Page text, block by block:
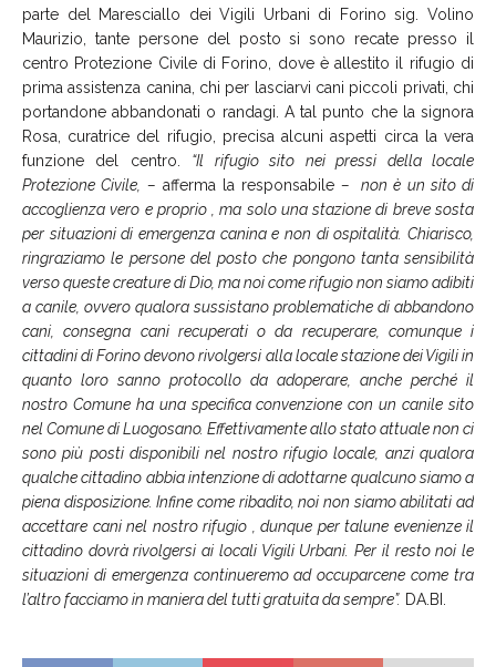
parte del Maresciallo dei Vigili Urbani di Forino sig. Volino
Maurizio, tante persone del posto si sono recate presso il
centro Protezione Civile di Forino, dove è allestito il rifugio di
prima assistenza canina, chi per lasciarvi cani piccoli privati, chi
portandone abbandonati o randagi. A tal punto che la signora
Rosa, curatrice del rifugio, precisa alcuni aspetti circa la vera
funzione del centro. “Il rifugio sito nei pressi della locale
Protezione Civile, – afferma la responsabile – non è un sito di
accoglienza vero e proprio , ma solo una stazione di breve sosta
per situazioni di emergenza canina e non di ospitalità. Chiarisco,
ringraziamo le persone del posto che pongono tanta sensibilità
verso queste creature di Dio, ma noi come rifugio non siamo adibiti
a canile, ovvero qualora sussistano problematiche di abbandono
cani, consegna cani recuperati o da recuperare, comunque i
cittadini di Forino devono rivolgersi alla locale stazione dei Vigili in
quanto loro sanno protocollo da adoperare, anche perché il
nostro Comune ha una specifica convenzione con un canile sito
nel Comune di Luogosano. Effettivamente allo stato attuale non ci
sono più posti disponibili nel nostro rifugio locale, anzi qualora
qualche cittadino abbia intenzione di adottarne qualcuno siamo a
piena disposizione. Infine come ribadito, noi non siamo abilitati ad
accettare cani nel nostro rifugio , dunque per talune evenienze il
cittadino dovrà rivolgersi ai locali Vigili Urbani. Per il resto noi le
situazioni di emergenza continueremo ad occuparcene come tra
l’altro facciamo in maniera del tutti gratuita da sempre”. DA.BI.